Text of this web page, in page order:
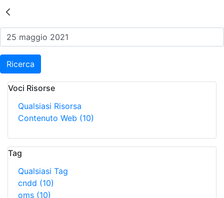
Risultati della Ricerca -
Ricerca
Voci Risorse
Qualsiasi Risorsa
Contenuto Web (10)
Tag
Qualsiasi Tag
cndd (10)
oms (10)